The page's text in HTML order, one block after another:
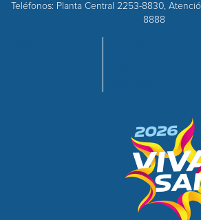
Teléfonos: Planta Central 2253-8830,
8888